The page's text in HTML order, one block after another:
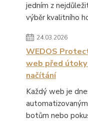
jedním z
výběr kvalitního
24.03.2026
WEDOS
web před
načítání
Každý web je
botům nebo